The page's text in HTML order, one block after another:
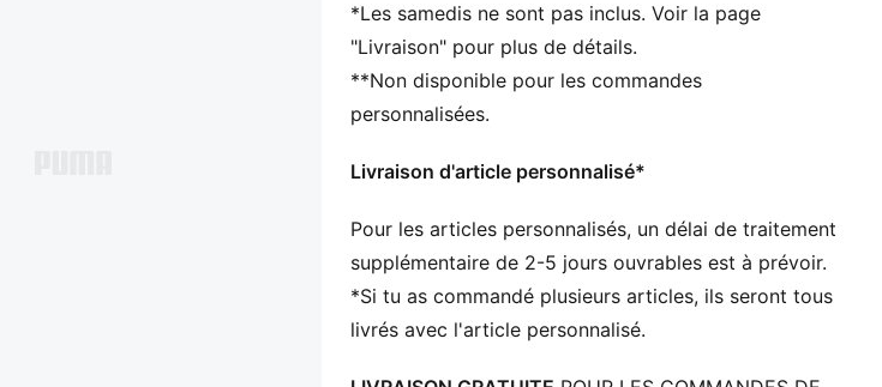
Conçu pour : Course sur route :
Largeur : régulière
Fermeture : Fermeture à lacets
Pronation : Neutre
Nombre moyen de kilomètres : 300 km
Poids : 170 g (EU 42)
*Les samedis ne sont pas inclus. Voir la page
"Livraison" pour plus de détails.
**Non disponible pour les commandes
personnalisées.
Livraison d'article personnalisé*
Pour les articles personnalisés, un délai de traitement
supplémentaire de 2-5 jours ouvrables est à prévoir.
*Si tu as commandé plusieurs articles, ils seront tous
livrés avec l'article personnalisé.